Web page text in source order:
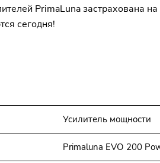
PrimaLuna застрахована
сегодня!
Усилитель мощности
Primaluna EVO 200